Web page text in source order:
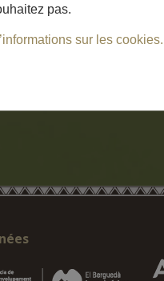
pas.
sur les cookies.